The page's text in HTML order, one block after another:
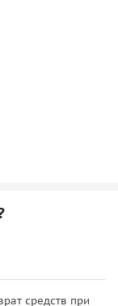
средств при